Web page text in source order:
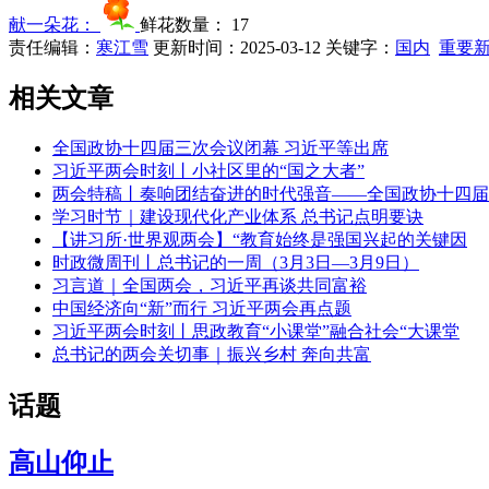
献一朵花： 鲜花数量： 17
责任编辑： 寒江雪 更新时间：2025-03-12 关键字： 国内 重要
相关文章
全国政协十四届三次会议闭幕 习近平等出席
习近平两会时刻丨小社区里的“国之大者”
两会特稿丨奏响团结奋进的时代强音——全国政协十四届
学习时节｜建设现代化产业体系 总书记点明要诀
【讲习所·世界观两会】“教育始终是强国兴起的关键因
时政微周刊丨总书记的一周（3月3日—3月9日）
习言道｜全国两会，习近平再谈共同富裕
中国经济向“新”而行 习近平两会再点题
习近平两会时刻丨思政教育“小课堂”融合社会“大课堂
总书记的两会关切事｜振兴乡村 奔向共富
话题
高山仰止